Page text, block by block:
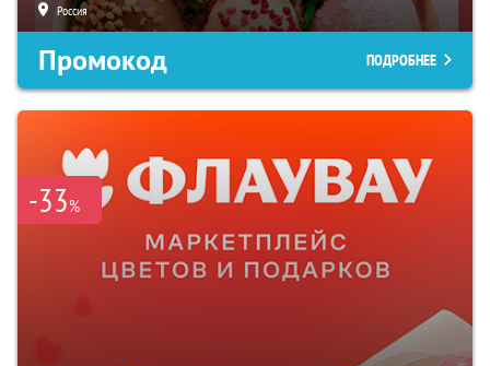
Россия
Промокод ПОДРОБНЕЕ
-33%